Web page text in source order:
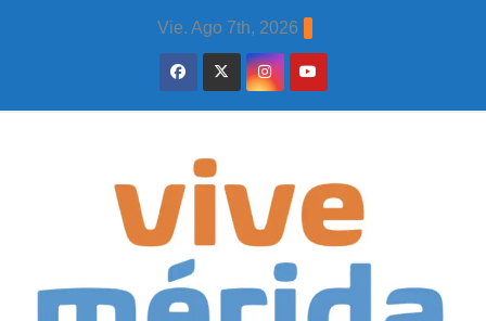
Vie. Ago 7th, 2026